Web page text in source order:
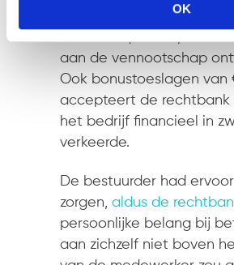
OK
Deze betalingen zijn,
aan de vennootschap
Ook bonustoeslagen van
accepteert de rechtbank
het bedrijf financieel in
verkeerde.
De bestuurder had
zorgen, aldus de
persoonlijke belang bij
aan zichzelf niet boven